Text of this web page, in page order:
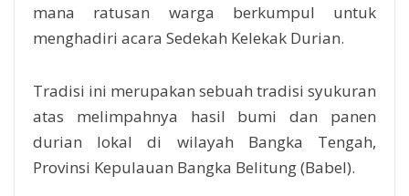
mana ratusan warga berkumpul untuk
menghadiri acara Sedekah Kelekak Durian.
Tradisi ini merupakan sebuah tradisi syukuran
atas melimpahnya hasil bumi dan panen
durian lokal di wilayah Bangka Tengah,
Provinsi Kepulauan Bangka Belitung (Babel).